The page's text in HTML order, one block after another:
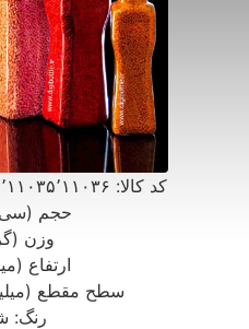
کد کالا:
حجم
وزن
ارتفاع
سطح مقطع
رنگ: